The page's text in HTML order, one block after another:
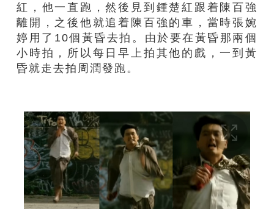
紅，他一直跑，然後見到鍾楚紅跟着陳百強
離開，之後他就追着陳百強的車，當時張婉
婷用了10個黃昏去拍。由於要在黃昏那兩個
小時拍，所以每日早上拍其他的戲，一到黃
昏就走去拍周潤發跑。